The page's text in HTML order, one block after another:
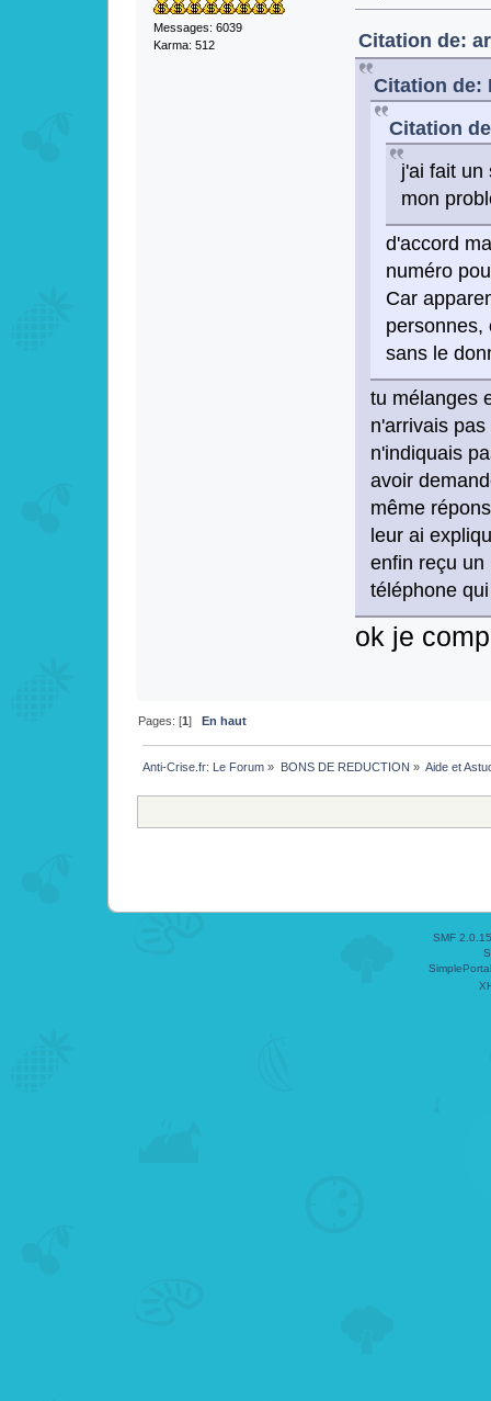
Messages: 6039
Karma: 512
Citation de:
Citation de:
Citation
j'ai fait un
mon
d'accord
numéro
Car
personnes,
sans le
tu mélanges
n'arrivais
n'indiquais
avoir
même
leur ai
enfin reçu un
téléphone
ok je
Pages: [1]En haut
Anti-Crise.fr: Le Forum » BONS DE REDUCTION » Aide et
SMF 2.0.15